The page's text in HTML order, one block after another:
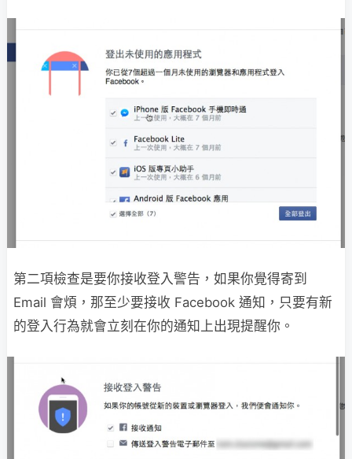
第二項檢查是要你接收登入警告，如果你覺得寄到
Email 會煩，那至少要接收 Facebook 通知，只要有新
的登入行為就會立刻在你的通知上出現提醒你。